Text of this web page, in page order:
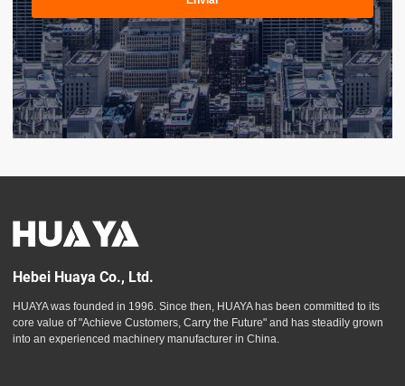
Hebei Huaya Co., Ltd.
HUAYA was founded in 1996. Since then, HUAYA has been committed to its
core value of "Achieve Customers, Carry the Future" and has steadily grown
into an experienced machinery manufacturer in China.